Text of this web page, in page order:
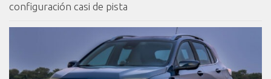
configuración casi de pista